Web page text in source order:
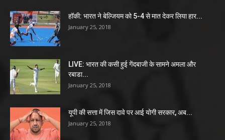
हॉकी: भारत ने बेल्जियम को 5-4 से मात देकर लिया हार...
January 25, 2018
LIVE: भारत की कसी हुई गेंदबाजी के सामने अमला और
रबाडा...
January 25, 2018
यूपी की सत्ता में जिस दावे पर आई योगी सरकार, अब...
January 25, 2018